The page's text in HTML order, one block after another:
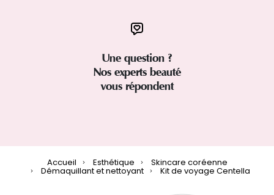
Une question ?
Nos experts beauté
vous répondent
Accueil Esthétique Skincare coréenne
Démaquillant et nettoyant Kit de voyage Centella